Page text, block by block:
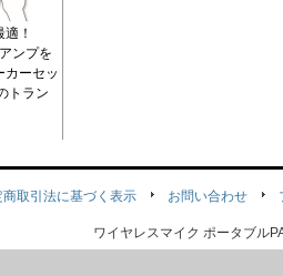
！
ンプを
カーセッ
トラン
商取引法に基づく表示 お問い合わせ
ワイヤレスマイク ポータブル